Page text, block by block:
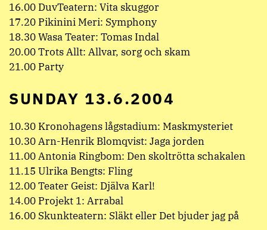
16.00 DuvTeatern: Vita skuggor
17.20 Pikinini Meri: Symphony
18.30 Wasa Teater: Tomas Indal
20.00 Trots Allt: Allvar, sorg och skam
21.00 Party
SUNDAY 13.6.2004
10.30 Kronohagens lågstadium: Maskmysteriet
10.30 Arn-Henrik Blomqvist: Jaga jorden
11.00 Antonia Ringbom: Den skoltrötta schakalen
11.15 Ulrika Bengts: Fling
12.00 Teater Geist: Djälva Karl!
14.00 Projekt 1: Arrabal
16.00 Skunkteatern: Släkt eller Det bjuder jag på